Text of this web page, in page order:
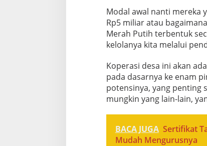
Modal awal nanti mereka
Rp5 miliar atau
Merah Putih terbentuk
kelolanya kita melalui
Koperasi desa ini akan
pada dasarnya ke enam
potensinya, yang penting
mungkin yang lain-lain,
BACA JUGA Sertifikat
Mudah Mengurusnya